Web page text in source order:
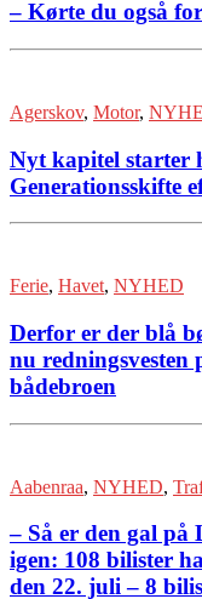
– Kørte du også
Agerskov, Motor,
Nyt kapitel starter
Generationsskifte
Ferie, Havet, NYHED
Derfor er der blå
nu
bådebroen
Aabenraa, NYHED,
– Så er den gal
igen: 108 bilister
den 22. juli – 8